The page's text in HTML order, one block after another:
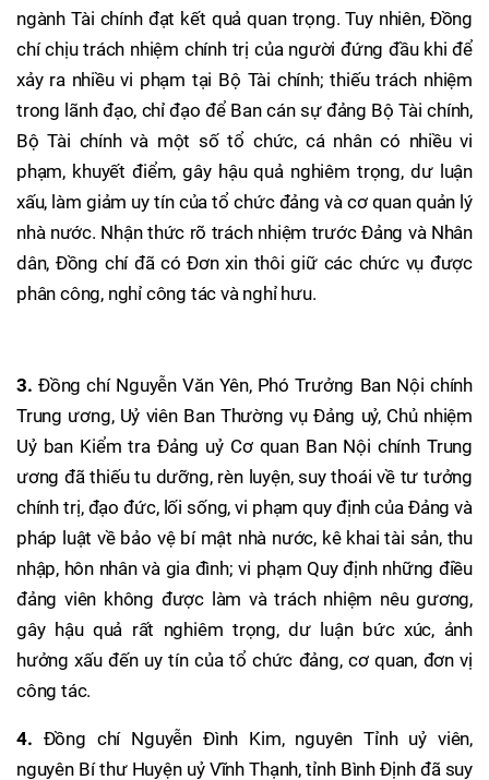
ngành Tài chính đạt kết quả quan trọng. Tuy nhiên, Đồng
chí chịu trách nhiệm chính trị của người đứng đầu khi để
xảy ra nhiều vi phạm tại Bộ Tài chính; thiếu trách nhiệm
trong lãnh đạo, chỉ đạo để Ban cán sự đảng Bộ Tài chính,
Bộ Tài chính và một số tổ chức, cá nhân có nhiều vi
phạm, khuyết điểm, gây hậu quả nghiêm trọng, dư luận
xấu, làm giảm uy tín của tổ chức đảng và cơ quan quản lý
nhà nước. Nhận thức rõ trách nhiệm trước Đảng và Nhân
dân, Đồng chí đã có Đơn xin thôi giữ các chức vụ được
phân công, nghỉ công tác và nghỉ hưu.
3. Đồng chí Nguyễn Văn Yên, Phó Trưởng Ban Nội chính
Trung ương, Uỷ viên Ban Thường vụ Đảng uỷ, Chủ nhiệm
Uỷ ban Kiểm tra Đảng uỷ Cơ quan Ban Nội chính Trung
ương đã thiếu tu dưỡng, rèn luyện, suy thoái về tư tưởng
chính trị, đạo đức, lối sống, vi phạm quy định của Đảng và
pháp luật về bảo vệ bí mật nhà nước, kê khai tài sản, thu
nhập, hôn nhân và gia đình; vi phạm Quy định những điều
đảng viên không được làm và trách nhiệm nêu gương,
gây hậu quả rất nghiêm trọng, dư luận bức xúc, ảnh
hưởng xấu đến uy tín của tổ chức đảng, cơ quan, đơn vị
công tác.
4. Đồng chí Nguyễn Đình Kim, nguyên Tỉnh uỷ viên,
nguyên Bí thư Huyện uỷ Vĩnh Thạnh, tỉnh Bình Định đã suy